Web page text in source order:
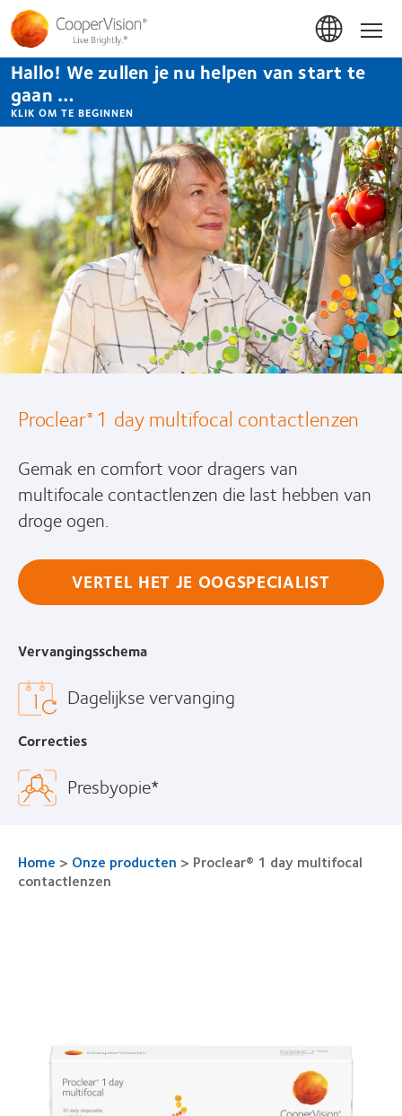
Overslaan
en
naar
de
inhoud
gaan
Hallo! We zullen je nu helpen van start te
gaan …
KLIK OM TE BEGINNEN
Proclear®1 day multifocal contactlenzen
Gemak en comfort voor dragers van
multifocale contactlenzen die last hebben van
droge ogen.
VERTEL HET JE OOGSPECIALIST
Vervangingsschema
Dagelijkse vervanging
Correcties
Presbyopie*
Home > Onze producten > Proclear® 1 day multifocal
contactlenzen